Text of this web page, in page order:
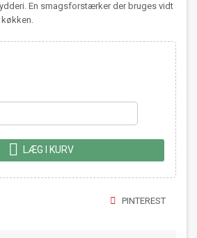
En smagsforstærker der bruges vidt
 LÆG I KURV
PINTEREST